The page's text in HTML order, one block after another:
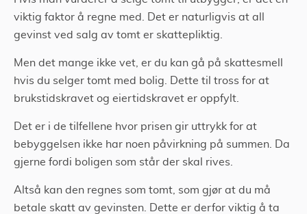
viktig faktor å regne med. Det er naturligvis at all
gevinst ved salg av tomt er skattepliktig.
Men det mange ikke vet, er du kan gå på skattesmell
hvis du selger tomt med bolig. Dette til tross for at
brukstidskravet og eiertidskravet er oppfylt.
Det er i de tilfellene hvor prisen gir uttrykk for at
bebyggelsen ikke har noen påvirkning på summen. Da
gjerne fordi boligen som står der skal rives.
Altså kan den regnes som tomt, som gjør at du må
betale skatt av gevinsten. Dette er derfor viktig å ta